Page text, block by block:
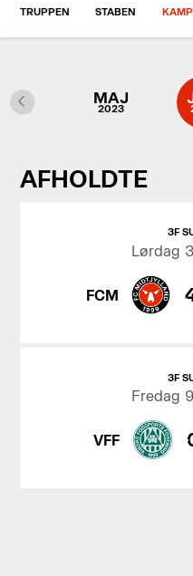
TRUPPEN STABEN
APR
2023
MAJ
2023
AFHOLDTE
3F
Lørdag
FCM
3F
Fredag
VFF